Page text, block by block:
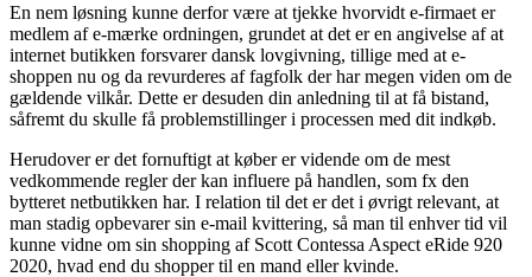
En nem løsning kunne derfor være at tjekke hvorvidt e-firmaet er
medlem af e-mærke ordningen, grundet at det er en angivelse af at
internet butikken forsvarer dansk lovgivning, tillige med at e-
shoppen nu og da revurderes af fagfolk der har megen viden om de
gældende vilkår. Dette er desuden din anledning til at få bistand,
såfremt du skulle få problemstillinger i processen med dit indkøb.
Herudover er det fornuftigt at køber er vidende om de mest
vedkommende regler der kan influere på handlen, som fx den
bytteret netbutikken har. I relation til det er det i øvrigt relevant, at
man stadig opbevarer sin e-mail kvittering, så man til enhver tid vil
kunne vidne om sin shopping af Scott Contessa Aspect eRide 920
2020, hvad end du shopper til en mand eller kvinde.